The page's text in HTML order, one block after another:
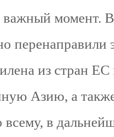
важный момент.
перенаправили
из стран
Азию, а
всему, в